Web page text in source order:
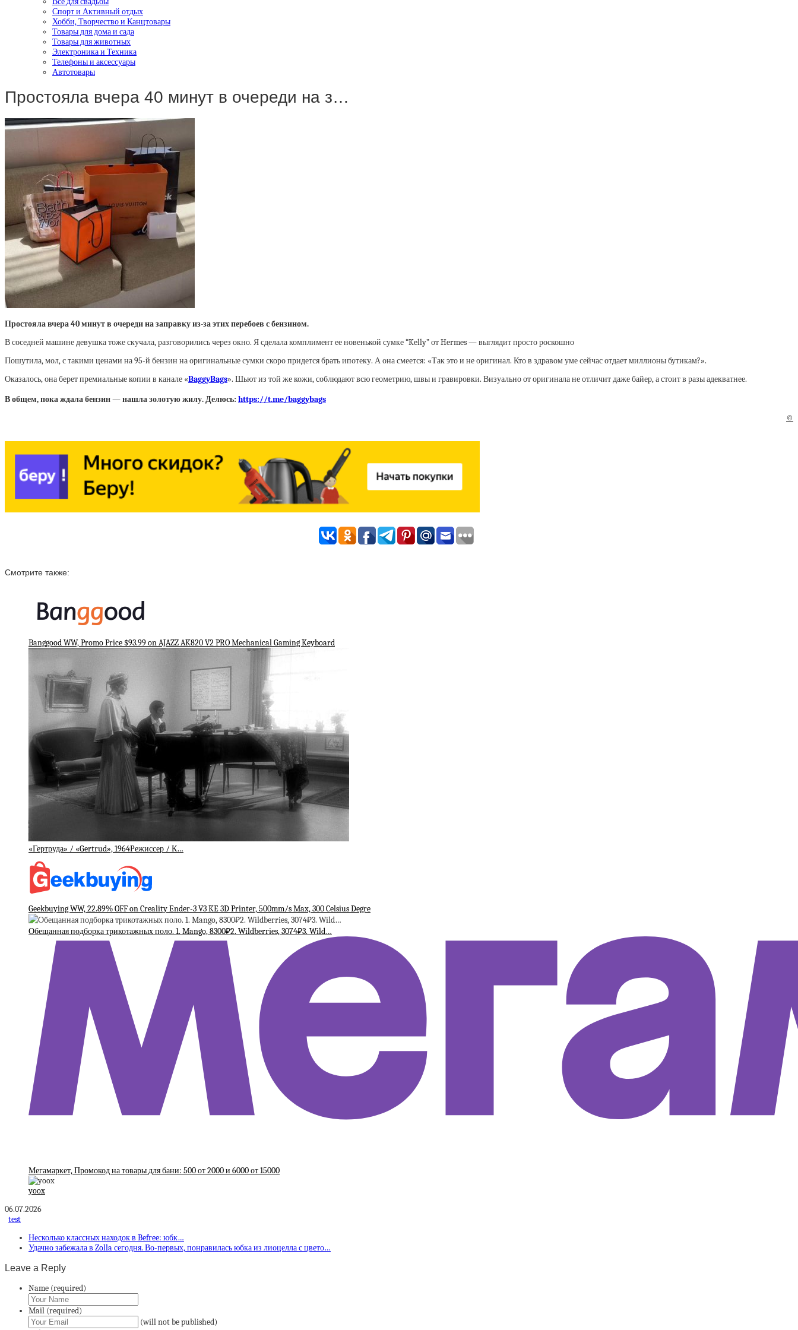
Спорт и Активный отдых
Хобби, Творчество и Канцтовары
Товары для дома и сада
Товары для животных
Электроника и Техника
Телефоны и аксессуары
Автотовары
Простояла вчера 40 минут в очереди на з…
Простояла вчера 40 минут в очереди на заправку из-за этих перебоев с бензином.
В соседней машине девушка тоже скучала, разговорились через окно. Я сделала комплимент ее новенькой сумке “Kelly” от Hermes — выглядит просто роскошно
Пошутила, мол, с такими ценами на 95-й бензин на оригинальные сумки скоро придется брать ипотеку. А она смеется: «Так это и не оригинал. Кто в здравом уме сейчас отдает миллионы бутикам?».
Оказалось, она берет премиальные копии в канале «BaggyBags». Шьют из той же кожи, соблюдают всю геометрию, швы и гравировки. Визуально от оригинала не отличит даже байер, а стоит в разы адекватнее.
В общем, пока ждала бензин — нашла золотую жилу. Делюсь: https://t.me/baggybags
©
Смотрите также:
Banggood WW, Promo Price $93.99 on AJAZZ AK820 V2 PRO Mechanical Gaming Keyboard
«Гертруда» / «Gertrud», 1964Режиссер / К…
Geekbuying WW, 22.89% OFF on Creality Ender-3 V3 KE 3D Printer, 500mm/s Max, 300 Celsius Degre
Обещанная подборка трикотажных поло. 1. Mango, 8300₽2. Wildberries, 3074₽3. Wild…
Мегамаркет, Промокод на товары для бани: 500 от 2000 и 6000 от 15000
yoox
06.07.2026
test
Несколько классных находок в Befree: юбк…
Удачно забежала в Zolla сегодня. Во-первых, понравилась юбка из лиоцелла с цвето…
Leave a Reply
Name (required)
Mail (required)
(will not be published)